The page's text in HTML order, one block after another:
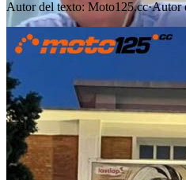
Autor del texto: Moto125.cc·Autor